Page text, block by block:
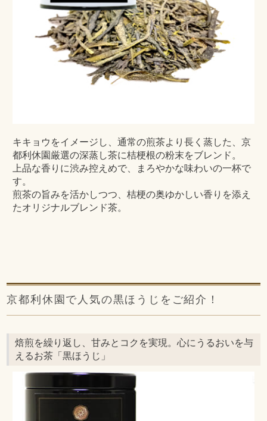
キキョウをイメージし、通常の煎茶より長く蒸した、京
都利休園厳選の深蒸し茶に桔梗根の粉末をブレンド。
上品な香りに渋み控えめで、まろやかな味わいの一杯で
す。
煎茶の旨みを活かしつつ、桔梗の奥ゆかしい香りを添え
たオリジナルブレンド茶。
京都利休園で人気の黒ほうじをご紹介！
焙煎を繰り返し、甘みとコクを実現。心にうるおいを与
えるお茶「黒ほうじ」